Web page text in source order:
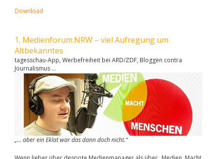
Download
1. Medienforum.NRW – viel Aufregung um
Altbekanntes
tagesschau-App, Werbefreiheit bei ARD/ZDF, Bloggen contra
Journalismus …
„… aber ein Eklat war das dann doch nicht.“